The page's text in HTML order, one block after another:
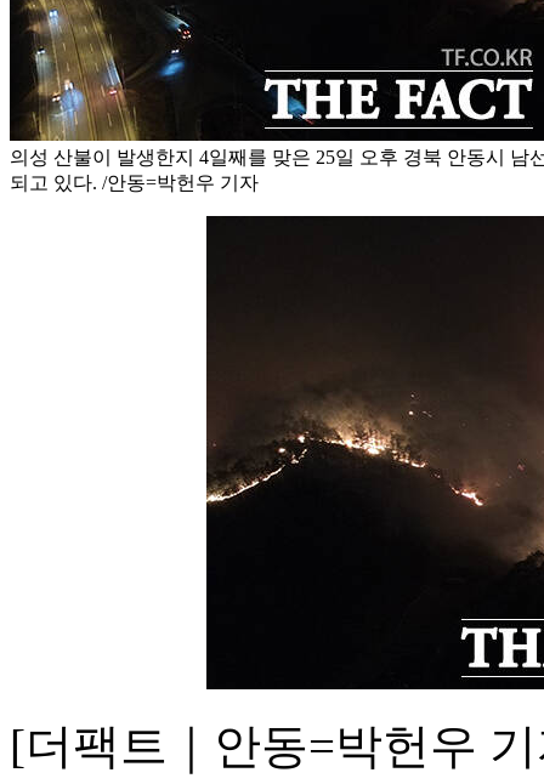
의성 산불이 발생한지 4일째를 맞은 25일 오후 경북 안동시 남
되고 있다. /안동=박헌우 기자
[더팩트｜안동=박헌우